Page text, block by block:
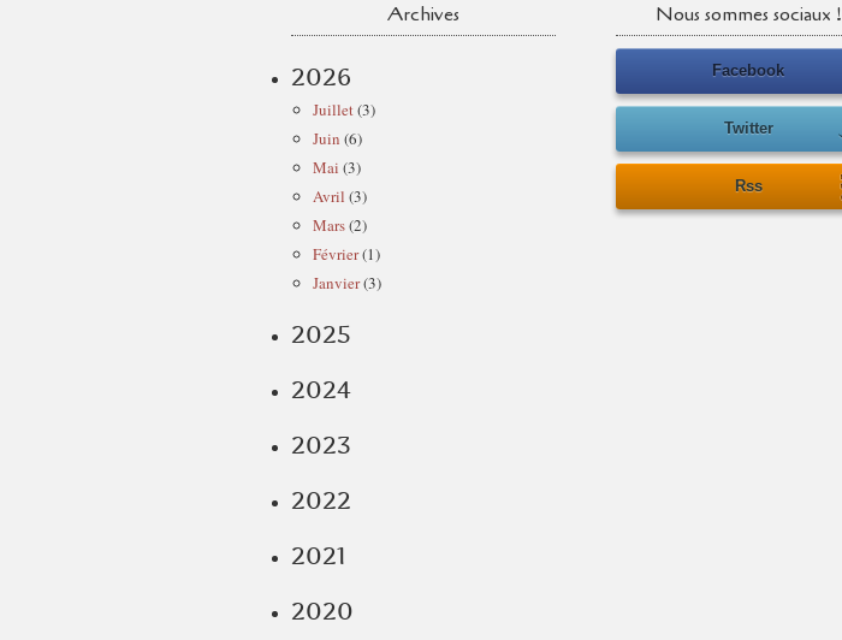
Archives
2026
Juillet(3)
Juin (6)
Mai (3)
Avril (3)
Mars(2)
Février(1)
Janvier(3)
2025
2024
2023
2022
2021
2020
Nous sommes sociaux !
Facebook
Twitter
Rss